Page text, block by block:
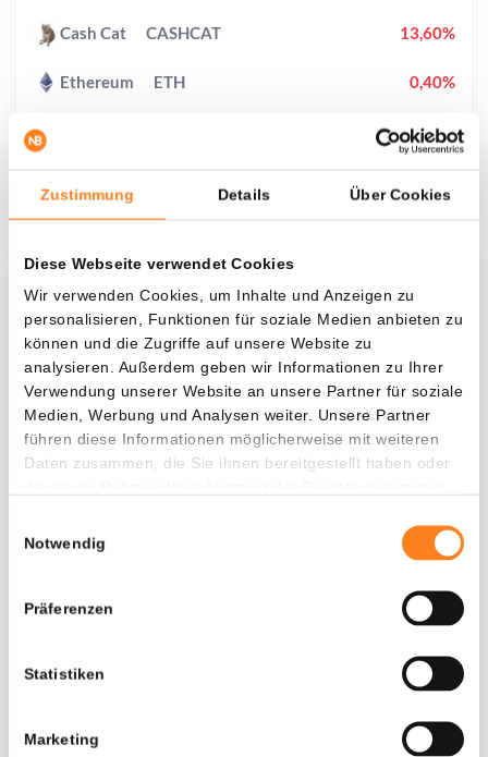
Zustimmung Details Über Cookies
Diese Webseite verwendet Cookies
Wir verwenden Cookies, um Inhalte und Anzeigen zu
personalisieren, Funktionen für soziale Medien anbieten zu
können und die Zugriffe auf unsere Website zu
analysieren. Außerdem geben wir Informationen zu Ihrer
Verwendung unserer Website an unsere Partner für soziale
Medien, Werbung und Analysen weiter. Unsere Partner
führen diese Informationen möglicherweise mit weiteren
Daten zusammen, die Sie ihnen bereitgestellt haben oder
Notwendig
Präferenzen
Statistiken
Marketing
Was, wenn ich...?
Zie hoeveel waarde je vandaag zou hebben als
je dollar-cost averaging had toegepast op
verschillende cryptocurrencies.
Hätte investiert In
$
- 0,00%
Cash Cat CASHCAT 13,60%
Ethereum ETH 0,40%
84,30%